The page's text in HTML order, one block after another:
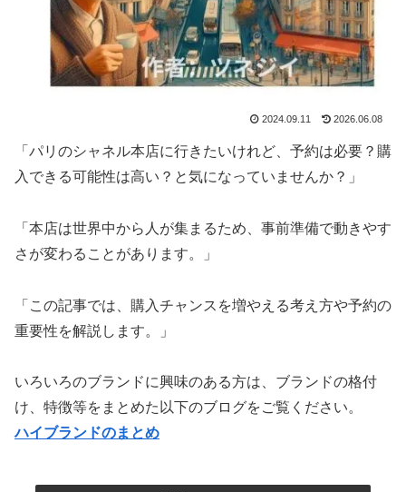
2024.09.11 2026.06.08
「パリのシャネル本店に行きたいけれど、予約は必要？購
入できる可能性は高い？と気になっていませんか？」
「本店は世界中から人が集まるため、事前準備で動きやす
さが変わることがあります。」
「この記事では、購入チャンスを増やえる考え方や予約の
重要性を解説します。」
いろいろのブランドに興味のある方は、ブランドの格付
け、特徴等をまとめた以下のブログをご覧ください。
ハイブランドのまとめ